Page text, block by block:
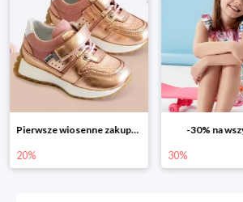
-30% na wszystko!!
30%
-40% na
40%